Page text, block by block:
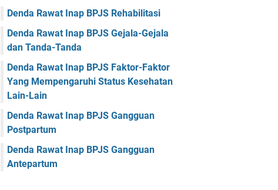
Faskes Kalimantan Utara
Faskes Kepulauan Riau
Faskes Lampung Faskes Maluku
Faskes Nusa Tenggara Barat
Faskes Nusa Tenggara Timur
Faskes Papua
Denda Rawat Inap BPJS Rehabilitasi
Denda Rawat Inap BPJS Gejala-Gejala
dan Tanda-Tanda
Denda Rawat Inap BPJS Faktor-Faktor
Yang Mempengaruhi Status Kesehatan
Lain-Lain
Denda Rawat Inap BPJS Gangguan
Postpartum
Denda Rawat Inap BPJS Gangguan
Antepartum